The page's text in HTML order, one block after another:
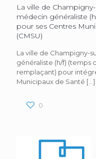
La ville de
médecin généraliste
pour ses Centres
(CMSU)
La ville de Champigny-
généraliste (h/f) (temps
remplaçant) pour
Municipaux de Santé […]
0